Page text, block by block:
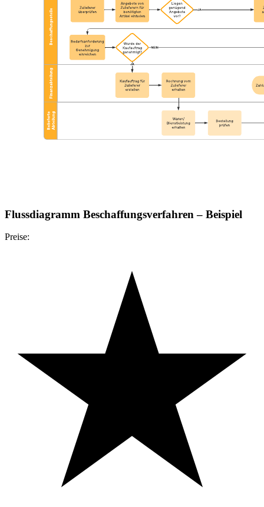
Flussdiagramm Beschaffungsverfahren – Beispiel
Preise: